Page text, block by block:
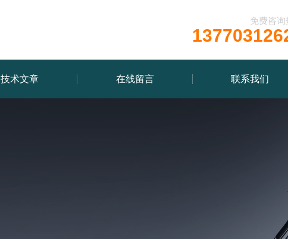
免费咨询
技术文章 在线留言 联系我们